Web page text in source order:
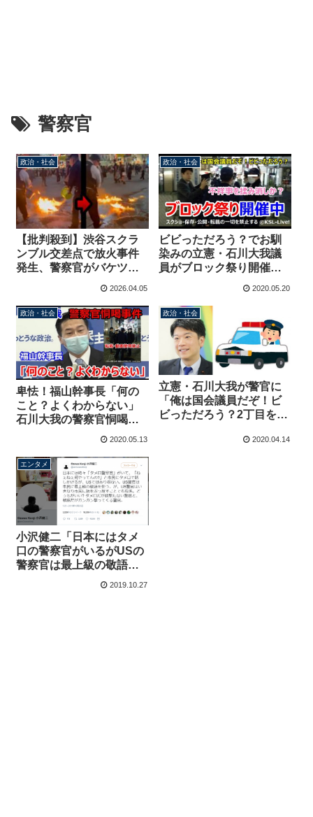
警察官
政治・社会
【批判殺到】渋谷スクラ
ンブル交差点で放火事件
発生、警察官がバケツで
延焼する事態に【KSL-
Live!】
2026.04.05
政治・社会
ビビっただろう？でお馴
染みの立憲・石川大我議
員がブロック祭り開催
喝疑惑のもみ消しに躍起
2020.05.20
政治・社会
卑怯！福山幹事長「何の
こと？よくわからない」
石川大我の警察官恫喝問
題を無かったことにする
2020.05.13
政治・社会
立憲・石川大我が警官に
「俺は国会議員だぞ！ビ
ビっただろう？2丁目を偉
るのが趣味なんだ」2020.04.14
エンタメ
小沢健二「日本にはタメ
口の警察官がいるがUSの
警察官は最上級の敬語を
使う。が、US警官はいき
2019.10.27